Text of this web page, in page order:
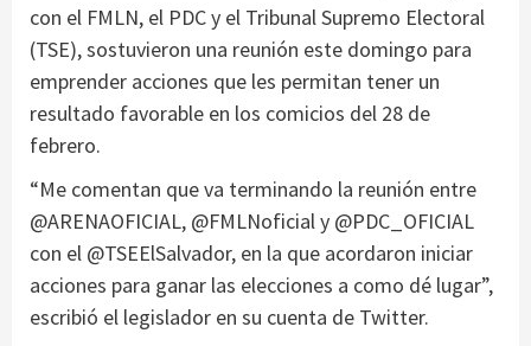
con el FMLN, el PDC y el Tribunal Supremo Electoral
(TSE), sostuvieron una reunión este domingo para
emprender acciones que les permitan tener un
resultado favorable en los comicios del 28 de
febrero.
“Me comentan que va terminando la reunión entre
@ARENAOFICIAL, @FMLNoficial y @PDC_OFICIAL
con el @TSEElSalvador, en la que acordaron iniciar
acciones para ganar las elecciones a como dé lugar”,
escribió el legislador en su cuenta de Twitter.